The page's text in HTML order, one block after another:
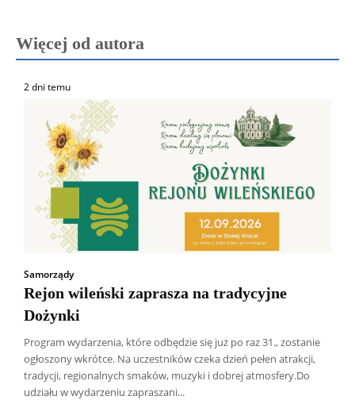
Więcej od autora
2 dni temu
Samorządy
Rejon wileński zaprasza na tradycyjne
Dożynki
Program wydarzenia, które odbędzie się już po raz 31., zostanie
ogłoszony wkrótce. Na uczestników czeka dzień pełen atrakcji,
tradycji, regionalnych smaków, muzyki i dobrej atmosfery.Do
udziału w wydarzeniu zapraszani...